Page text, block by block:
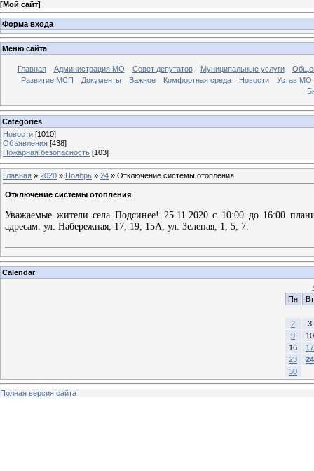
[Мой сайт]
Форма входа
Меню сайта
Главная Администрация МО Совет депутатов Муниципальные услуги
Развитие МСП
Документы Важное Комфортная среда Новости
Устав МО
Categories
Новости [1010]
Объявления [438]
Пожарная безопасность [103]
Главная » 2020 » Ноябрь » 24 » Отключение системы отопления
Отключение системы отопления
Уважаемые жители села Подсинее! 25.11.2020 с 10:00 до 16:00
адресам: ул. Набережная, 17, 19, 15А, ул. Зеленая, 1, 5, 7.
Calendar
Пн
Вт
2
3
9
10
16
17
23
24
30
Полная версия сайта